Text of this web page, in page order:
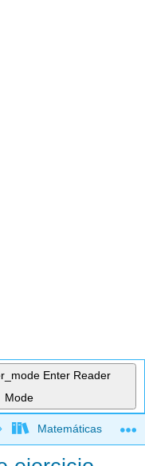
Enter Reader
Mode
global
Matemáticas